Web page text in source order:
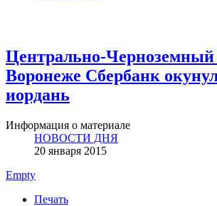
Центрально-Черноземный
Воронеже Сбербанк
иордань
Информация о материале
НОВОСТИ ДНЯ
20 января 2015
Empty
Печать